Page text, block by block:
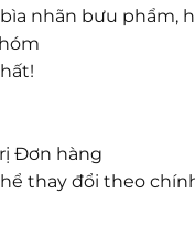
nhãn bưu
Đơn hàng
thay đổi theo